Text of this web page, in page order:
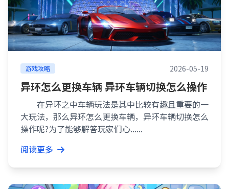
游戏攻略 2026-05-19
异环怎么更换车辆 异环车辆切换怎么操作
在异环之中车辆玩法是其中比较有趣且重要的一
大玩法，那么异环怎么更换车辆，异环车辆切换怎么
操作呢?为了能够解答玩家们心......
阅读更多